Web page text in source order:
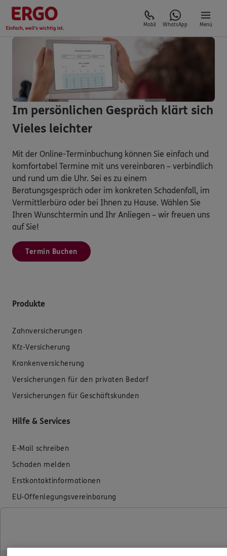
Mobil WhatsApp Menü
Im persönlichen Gespräch klärt sich
Vieles leichter
Mit der Online-Terminbuchung können Sie einfach und
komfortabel Termine mit uns vereinbaren – verbindlich
und rund um die Uhr. Sei es zu einem
Beratungsgespräch oder im konkreten Schadenfall, im
Vermittlerbüro oder bei Ihnen zu Hause. Wählen Sie
Ihren Wunschtermin und Ihr Anliegen – wir freuen uns
auf Sie!
Termin Buchen
Produkte
Zahnversicherungen
Kfz-Versicherung
Krankenversicherung
Versicherungen für den privaten Bedarf
Versicherungen für Geschäftskunden
Hilfe & Services
E-Mail schreiben
Schaden melden
Erstkontaktinformationen
EU-Offenlegungsvereinbarung